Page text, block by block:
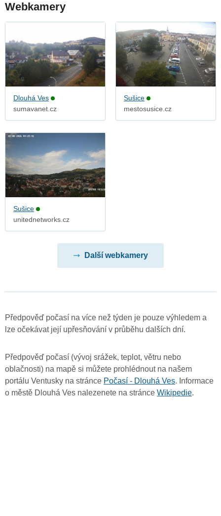
Webkamery
Dlouhá Ves
sumavanet.cz
Sušice
mestosusice.cz
Sušice
unitednetworks.cz
Další webkamery
Předpověď počasí na více než týden je pouze výhledem a
lze očekávat její upřesňování v průběhu dalších dní.
Předpověď počasí (vývoj srážek, teplot, větru nebo
oblačnosti) na mapě si můžete prohlédnout na našem
portálu Ventusky na stránce Počasí - Dlouhá Ves. Informace
o městě Dlouhá Ves nalezenete na stránce Wikipedie.